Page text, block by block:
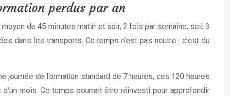
perdus par an
de 45 minutes matin et soir, 2 fois par semaine, soit 3
dans les transports. Ce temps n’est pas neutre : c’est du
journée de formation standard de 7 heures, ces 120 heures
mois. Ce temps pourrait être réinvesti pour approfondir